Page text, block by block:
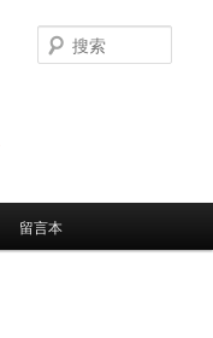
索
留言本